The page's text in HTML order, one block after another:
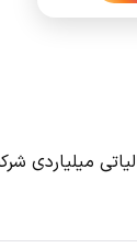
میلیاردی